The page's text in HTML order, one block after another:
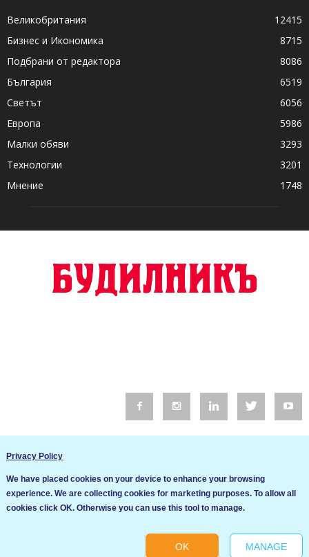
Великобритания
12415
Бизнес и Икономика
8715
Подбрани от редактора
8086
България
6519
Светът
6056
Европа
5986
Малки обяви
3293
Технологии
3201
Мнение
1748
Общи условия
Cookie settings
Privacy Policy
We have placed cookies on your device to enhance your browsing
experience. We are collecting cookies for marketing purposes. To allow all
cookies click OK. Otherwise you can use this tool to manage.
OK MANAGE
Ние използваме бисквитки за да подобрим услугите си. Ако
продължите да посещавате този сайт, ние приемаме, че се